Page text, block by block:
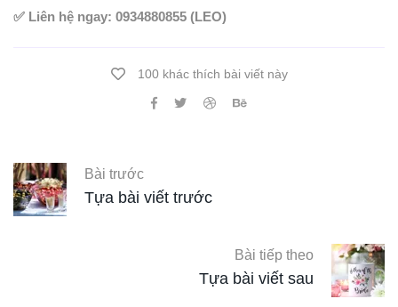
✅ Liên hệ ngay: 0934880855 (LEO)
100 khác thích bài viết này
Bài trước
Tựa bài viết trước
Bài tiếp theo
Tựa bài viết sau